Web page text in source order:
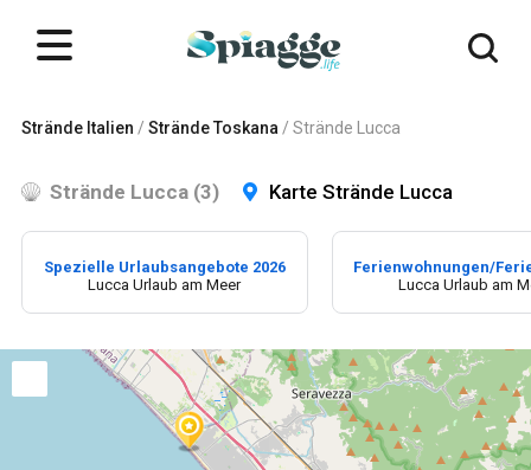
Strände Italien / Strände Toskana / Strände Lucca
Strände Lucca (3) Karte Strände Lucca
Spezielle Urlaubsangebote 2026
Lucca Urlaub am Meer
Ferienwohnungen/
Lucca Urlaub am